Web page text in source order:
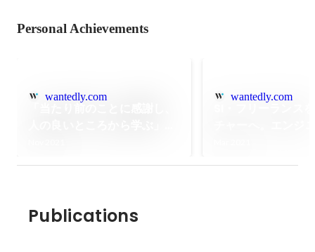
Personal Achievements
wantedly.com wantedly.com
Publications